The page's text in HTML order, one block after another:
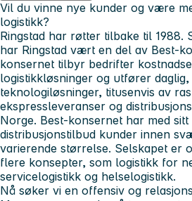
Vil du vinne nye kunder og være
logistikk?
Ringstad har røtter tilbake til 1988.
har Ringstad vært en del av Best-
konsernet tilbyr bedrifter
logistikkløsninger og utfører
teknologiløsninger, titusenvis av
ekspressleveranser og
Norge. Best-konsernet har med
distribusjonstilbud kunder innen
varierende størrelse. Selskapet er
flere konsepter, som logistikk for
servicelogistikk og helselogistikk.
Nå søker vi en offensiv og